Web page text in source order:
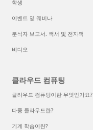
학생
이벤트 및 웨비나
분석자 보고서, 백서 및 전자책
비디오
클라우드 컴퓨팅
클라우드 컴퓨팅이란 무엇인가요?
다중 클라우드란?
기계 학습이란?